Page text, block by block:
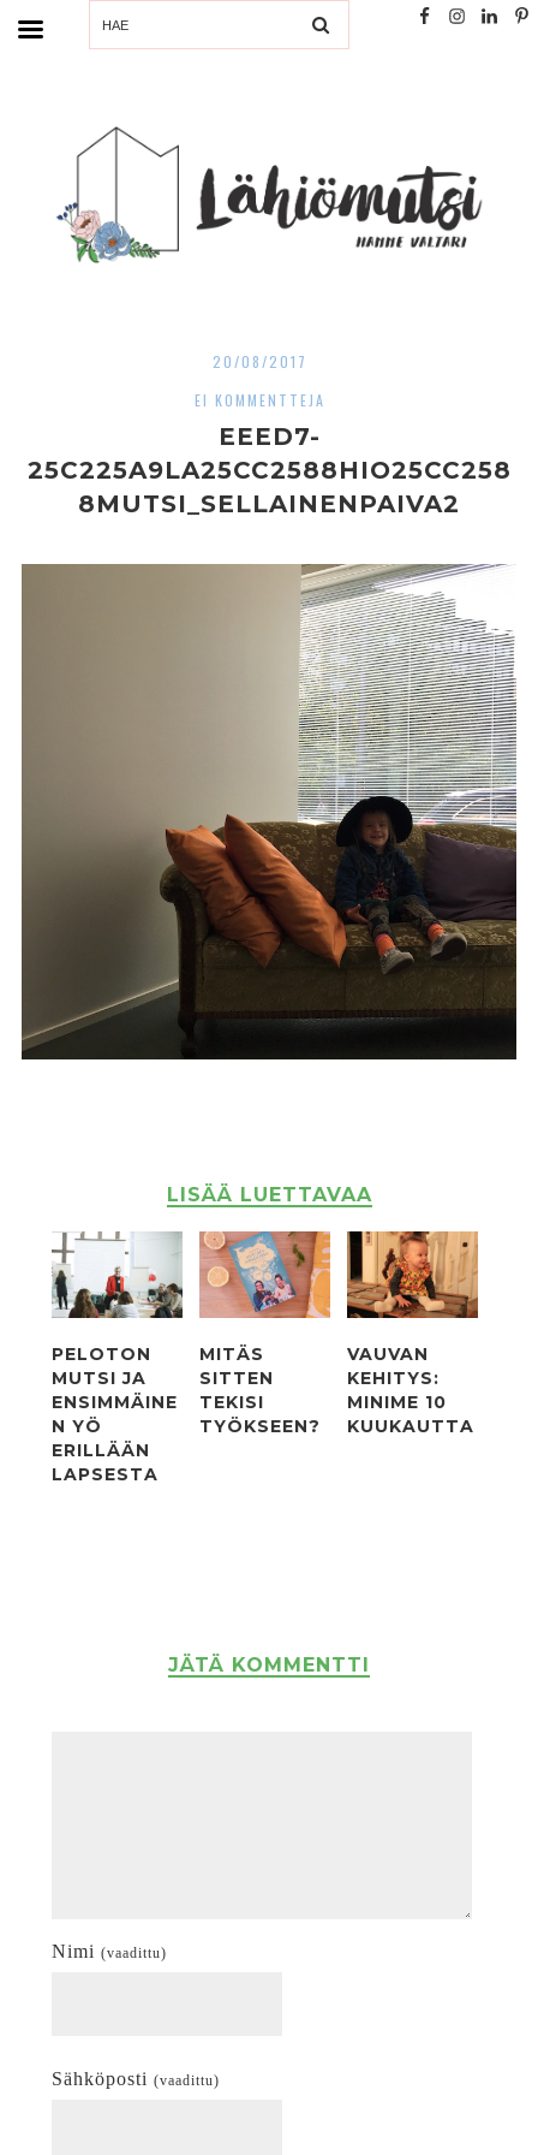
SEARCH
20/08/2017
EI KOMMENTTEJA
EEED7-
25C225A9LA25CC2588HIO25CC258
8MUTSI_SELLAINENPAIVA2
LISÄÄ LUETTAVAA
PELOTON
MUTSI JA
ENSIMMÄINE
N YÖ
ERILLÄÄN
LAPSESTA
MITÄS
SITTEN
TEKISI
TYÖKSEEN?
VAUVAN
KEHITYS:
MINIME 10
KUUKAUTTA
JÄTÄ KOMMENTTI
Nimi (vaadittu)
Sähköposti (vaadittu)